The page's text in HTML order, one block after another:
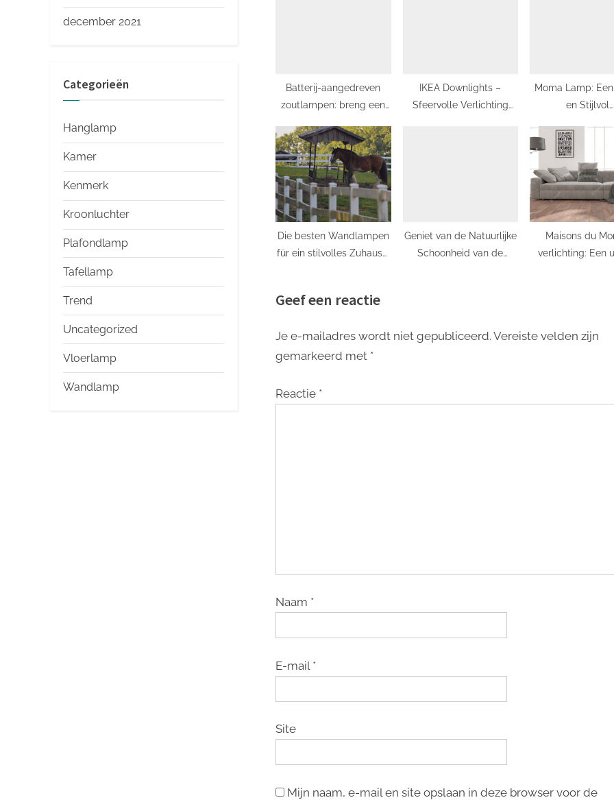
:Batterij-aangedreven
zoutlampen: breng een
uw huis!
IKEA Downlights –
Sfeervolle Verlichting
Moma Lamp:
en Stijlvol
Jouw Interieur
Die besten Wandlampen
für ein stilvolles Zuhause:
Geniet van de Natuurlijke
Schoonheid van de
Maisons du
verlichting: Een
Geef een reactie
Je e-mailadres wordt niet gepubliceerd. Vereiste velden zijn
gemarkeerd met *
Reactie *
Naam *
E-mail *
Site
Mijn naam, e-mail en site opslaan in deze browser voor de
december 2021
Categorieën
Hanglamp
Kamer
Kenmerk
Kroonluchter
Plafondlamp
Tafellamp
Trend
Uncategorized
Vloerlamp
Wandlamp